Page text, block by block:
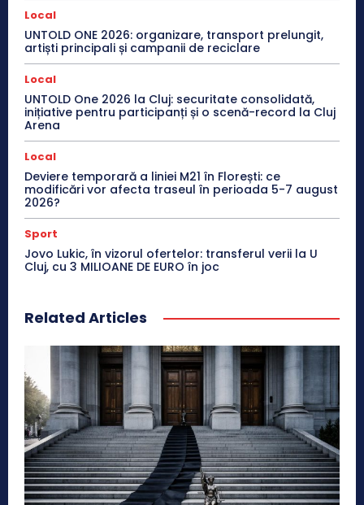
Local
UNTOLD ONE 2026: organizare, transport prelungit,
artiști principali și campanii de reciclare
Local
UNTOLD One 2026 la Cluj: securitate consolidată,
inițiative pentru participanți și o scenă-record la Cluj
Arena
Local
Deviere temporară a liniei M21 în Florești: ce
modificări vor afecta traseul în perioada 5-7 august
2026?
Sport
Jovo Lukic, în vizorul ofertelor: transferul verii la U
Cluj, cu 3 MILIOANE DE EURO în joc
Related Articles